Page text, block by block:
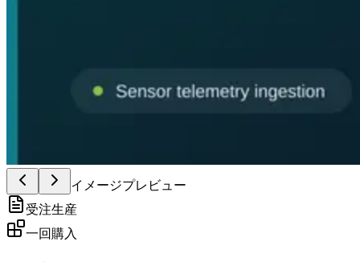
イメージプレビュー
受注生産
一回購入